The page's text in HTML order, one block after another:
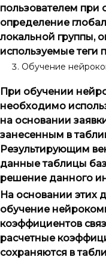
пользователем при
определение
локальной группы,
используемые теги
Обучение
При обучении
необходимо
на основании
занесенным в
Результирующим
данные таблицы
решение данного
На основании этих
обучение
коэффициентов
расчетные
сохраняются в